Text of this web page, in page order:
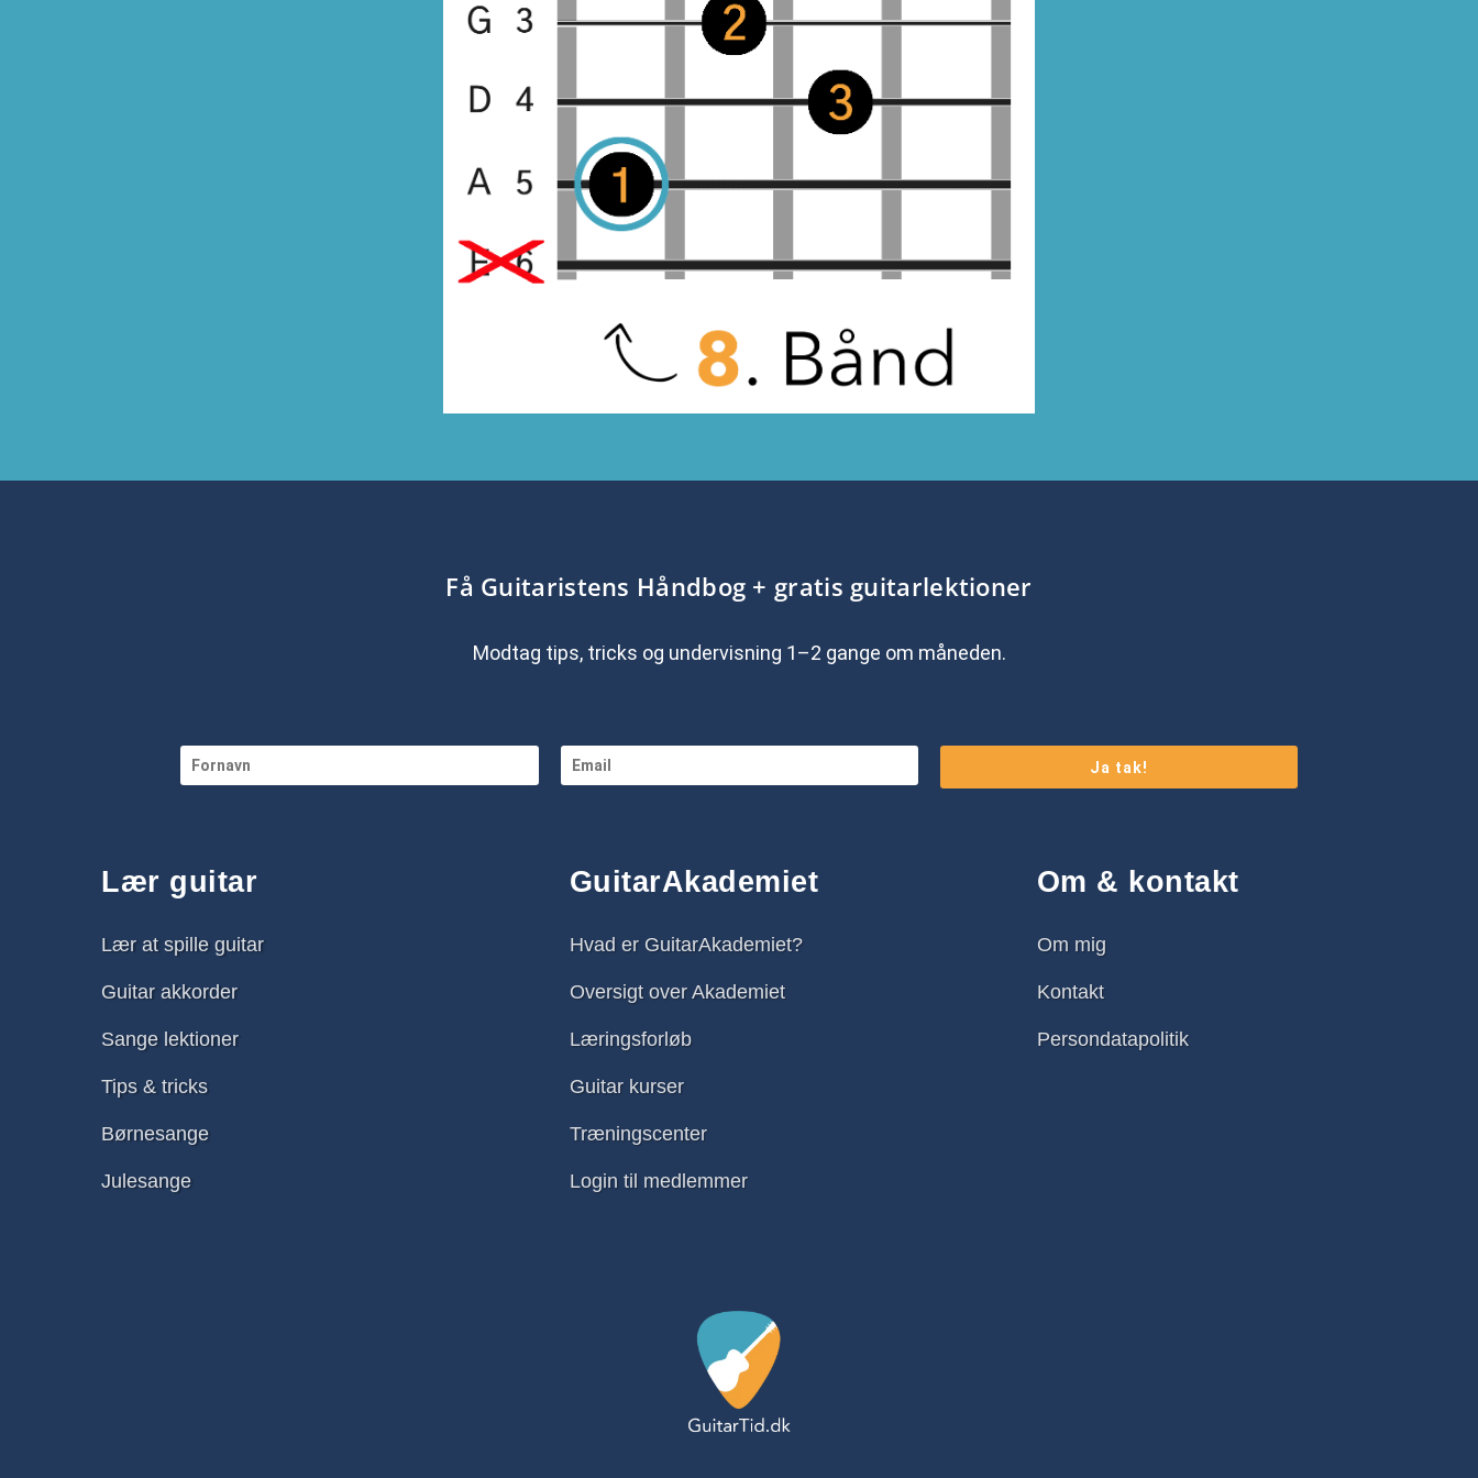
Få Guitaristens Håndbog + gratis guitarlektioner
Modtag tips, tricks og undervisning 1–2 gange om måneden.
Ja tak!
Lær guitar
Lær at spille guitar
Guitar akkorder
Sange lektioner
Tips & tricks
Børnesange
Julesange
GuitarAkademiet
Hvad er GuitarAkademiet?
Oversigt over Akademiet
Læringsforløb
Guitar kurser
Træningscenter
Login til medlemmer
Om & kontakt
Om mig
Kontakt
Persondatapolitik